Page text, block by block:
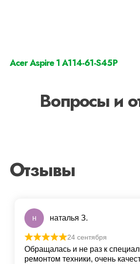
Acer Aspire 1 A114-61-S45P
Вопросы и
Отзывы
н наталья З.
24 сентября
Обращалась и не раз к
ремонтом техники, очень